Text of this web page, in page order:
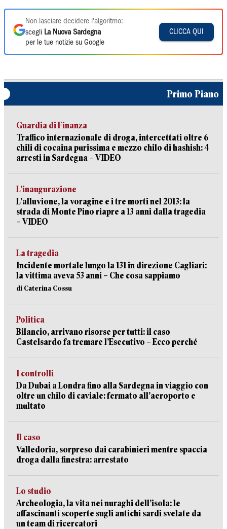
Non lasciare decidere l'algoritmo:
scegli La Nuova Sardegna
per le tue notizie su Google
CLICCA QUI
Primo Piano
Guardia di Finanza
Traffico internazionale di droga, intercettati oltre 6
chili di cocaina purissima e mezzo chilo di hashish: 4
arresti in Sardegna – VIDEO
L’inaugurazione
L’alluvione, la voragine e i tre morti nel 2013: la
strada di Monte Pino riapre a 13 anni dalla tragedia
– VIDEO
La tragedia
Incidente mortale lungo la 131 in direzione Cagliari:
la vittima aveva 53 anni – Che cosa sappiamo
di Caterina Cossu
Politica
Bilancio, arrivano risorse per tutti: il caso
Castelsardo fa tremare l’Esecutivo – Ecco perché
I controlli
Da Dubai a Londra fino alla Sardegna in viaggio con
oltre un chilo di caviale: fermato all’aeroporto e
multato
Il caso
Valledoria, sorpreso dai carabinieri mentre spaccia
droga dalla finestra: arrestato
Lo studio
Archeologia, la vita nei nuraghi dell’isola: le
affascinanti scoperte sugli antichi sardi svelate da
un team di ricercatori